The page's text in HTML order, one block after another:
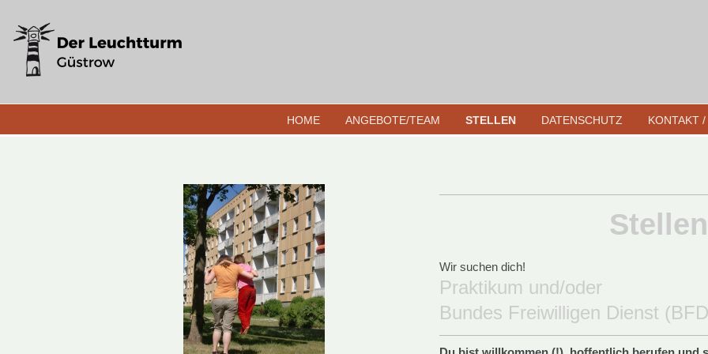
HOME ANGEBOTE/TEAM STELLEN DATENSCHUTZ KONTAKT
Stellen
Wir suchen dich!
Praktikum und/oder
Bundes Freiwilligen Dienst